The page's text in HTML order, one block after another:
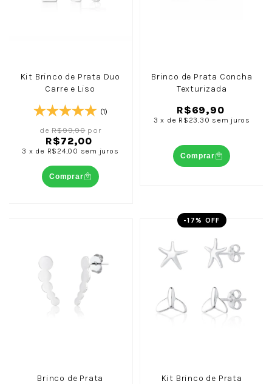
Kit Brinco de Prata Duo
Carre e Liso
(1)
deR$99,90por
R$72,00
3 x de R$24,00 sem juros
Comprar
Brinco de Prata Concha
Texturizada
R$69,90
3 x de R$23,30 sem juros
Comprar
Brinco de Prata
-17% OFF
Kit Brinco de Prata